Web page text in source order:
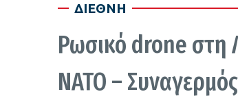
ΔΙΕΘΝΗ
Ρωσικό drone στη
ΝΑΤΟ –